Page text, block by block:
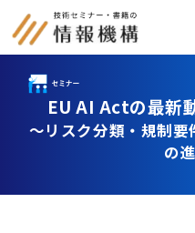
セミナー
通信教育
EU AI Actの最新
～リスク分類・規制
の